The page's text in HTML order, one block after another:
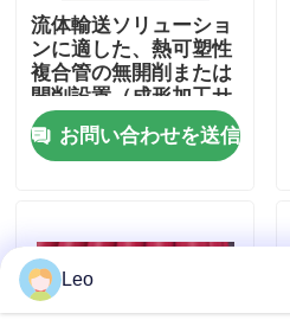
品質管理
お問い合わせ
ニュース
見積依頼
補強された熱可塑性の管
流体輸送ソリューショ
ンに適した、熱可塑性
複合管の無開削または
開削設置（成形加工サ
ービスを含む）
お問い合わせを送信
Leo